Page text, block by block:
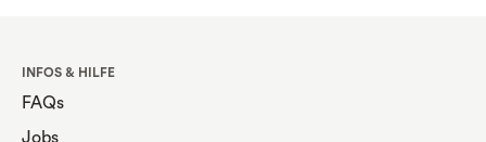
INFOS & HILFE
FAQs
Jobs